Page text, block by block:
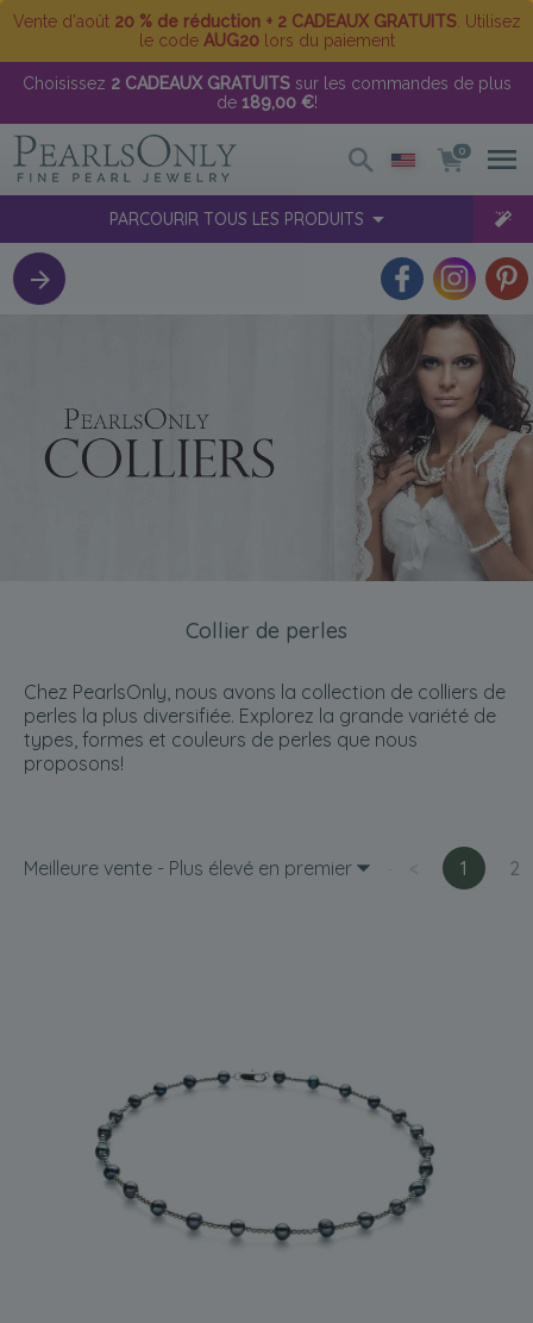
Vente d'août 20 % de réduction + 2 CADEAUX GRATUITS. Utilisez
le code AUG20lors du paiement
Choisissez 2 CADEAUX GRATUITSsur les commandes de plus
de 189,00 €!
0
PARCOURIR TOUS LES PRODUITS
Collier de perles
Chez PearlsOnly, nous avons la collection de colliers de
perles la plus diversifiée. Explorez la grande variété de
types, formes et couleurs de perles que nous
proposons!
Meilleure vente - Plus élevé en premier 1 2